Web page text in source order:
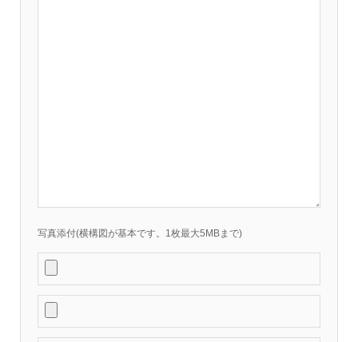
写真添付(横構図が基本です。1枚最大5MBまで)